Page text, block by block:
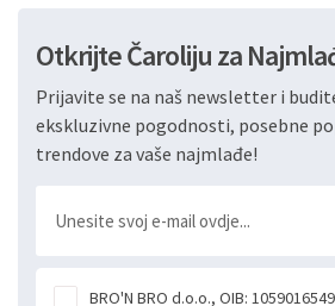
Otkrijte Čaroliju za
Prijavite se na naš newsletter i
ekskluzivne pogodnosti, posebne
trendove za vaše najmlađe!
BRO'N BRO d.o.o., OIB: